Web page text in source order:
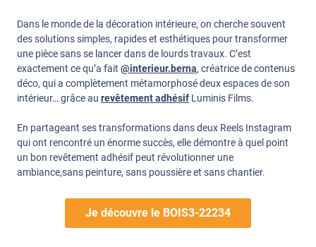
Dans le monde de la décoration intérieure, on cherche souvent
des solutions simples, rapides et esthétiques pour transformer
une pièce sans se lancer dans de lourds travaux. C’est
exactement ce qu’a fait @interieur.berna, créatrice de contenus
déco, qui a complètement métamorphosé deux espaces de son
intérieur… grâce au revêtement adhésif Luminis Films.
En partageant ses transformations dans deux Reels Instagram
qui ont rencontré un énorme succès, elle démontre à quel point
un bon revêtement adhésif peut révolutionner une
ambiance,sans peinture, sans poussière et sans chantier.
Je découvre le BOIS3-22234